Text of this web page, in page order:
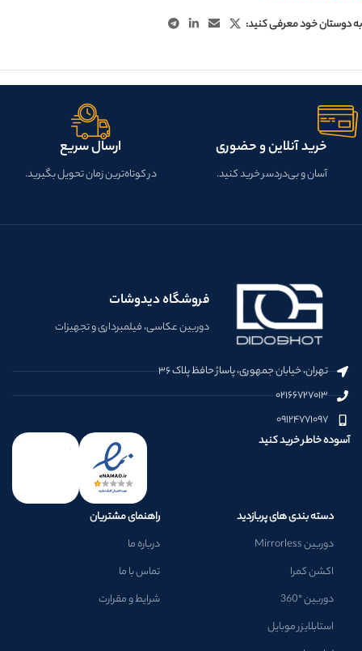
به دوستان خود معرفی کنید:
خرید آنلاین و حضوری
آسان و بی‌دردسر خرید کنید.
ارسال سریع
در کوتاه‌ترین زمان تحویل بگیرید.
فروشگاه دیدوشات
دوربین عکاسی، فیلمبرداری و تجهیزات
تهران، خیابان جمهوری، پاساژ حافظ پلاک ۳۶
۰۲۱۶۶۷۲۷۰۱۳
۰۹۱۲۴۷۷۱۰۹۷
دسته بندی های پربازدید
دوربین Mirrorless
اکشن کمرا
دوربین °360
استابلایزر موبایل
راهنمای مشتریان
درباره ما
تماس با ما
شرایط و مقرارت
آسوده خاطر خرید کنید